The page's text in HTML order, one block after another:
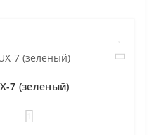
7 (зеленый)